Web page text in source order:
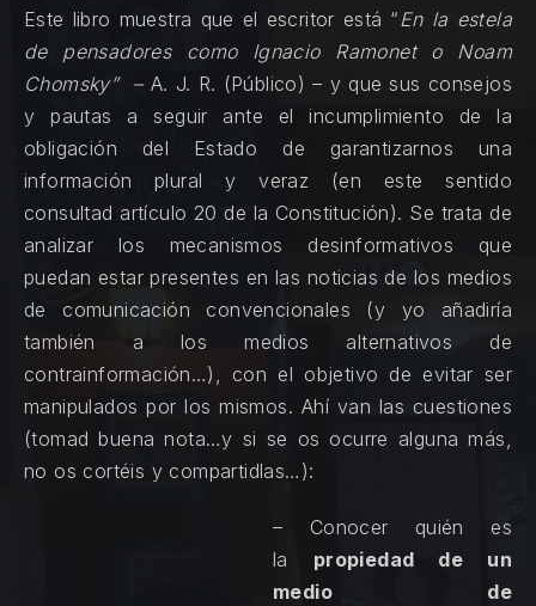
Este libro muestra que el escritor está “En la estela
de pensadores como Ignacio Ramonet o Noam
Chomsky” – A. J. R. (Público) – y que sus consejos
y pautas a seguir ante el incumplimiento de la
obligación del Estado de garantizarnos una
información plural y veraz (en este sentido
consultad artículo 20 de la Constitución). Se trata de
analizar los mecanismos desinformativos que
puedan estar presentes en las noticias de los medios
de comunicación convencionales (y yo añadiría
también a los medios alternativos de
contrainformación…), con el objetivo de evitar ser
manipulados por los mismos. Ahí van las cuestiones
(tomad buena nota…y si se os ocurre alguna más,
no os cortéis y compartidlas…):
– Conocer quién es
la propiedad de un
medio de